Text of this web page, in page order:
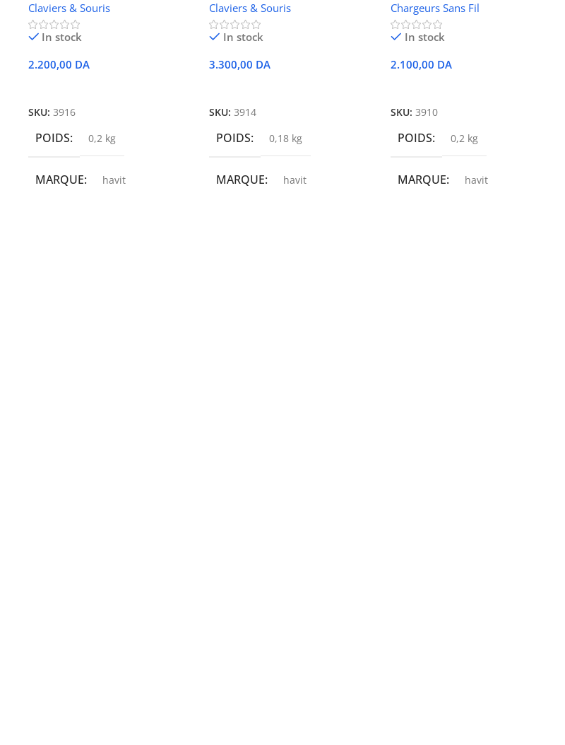
Claviers & Souris
In stock
2.200,00 DA
SKU: 3916
POIDS 0,2 kg
MARQUE havit
Claviers & Souris
In stock
3.300,00 DA
SKU:3914
POIDS 0,18 kg
MARQUE havit
Chargeurs Sans Fil
In stock
2.100,00 DA
SKU:3910
POIDS 0,2 kg
MARQUE havit